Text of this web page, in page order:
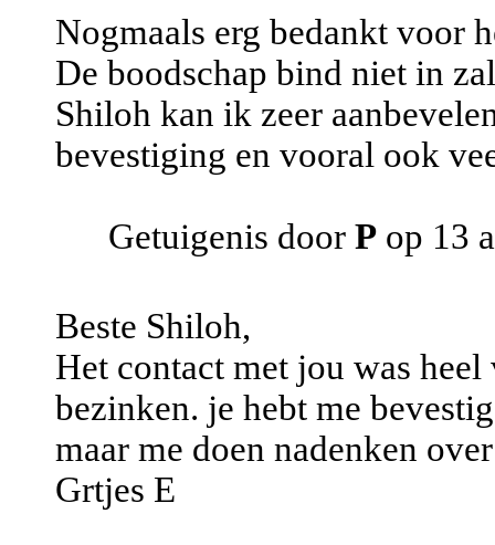
Nogmaals erg bedankt voor
De boodschap bind niet in
Shiloh kan ik zeer
bevestiging en vooral ook
Getuigenis door P op 13
Beste Shiloh,
Het contact met jou was
bezinken. je hebt me
maar me doen nadenken
Grtjes E